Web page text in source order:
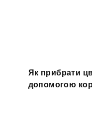
Як прибрати
допомогою